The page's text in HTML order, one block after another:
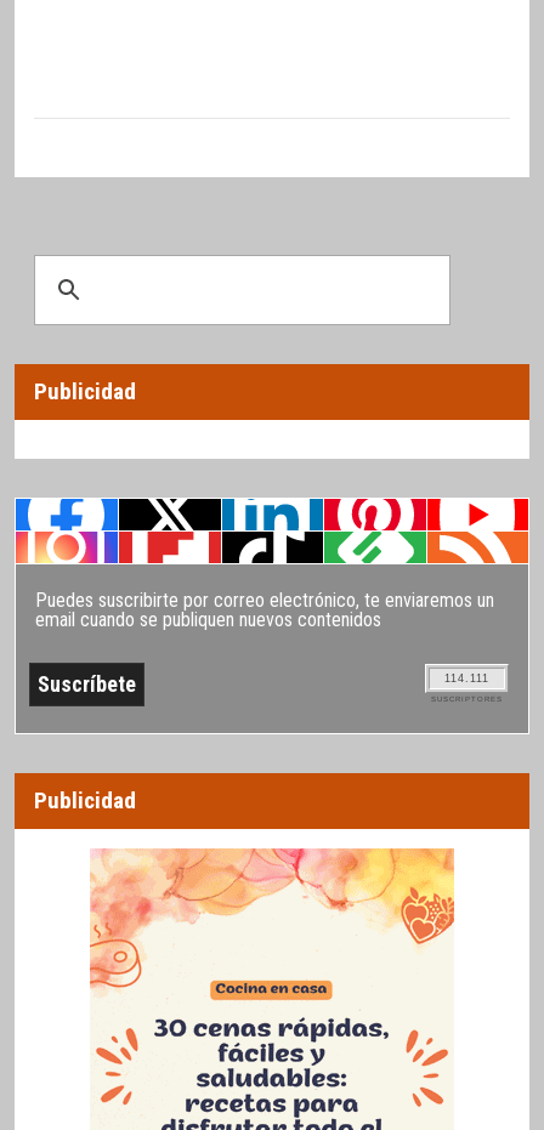
Publicidad
Puedes suscribirte por correo electrónico, te enviaremos un
email cuando se publiquen nuevos contenidos
114.111
SUSCRIPTORES
Publicidad